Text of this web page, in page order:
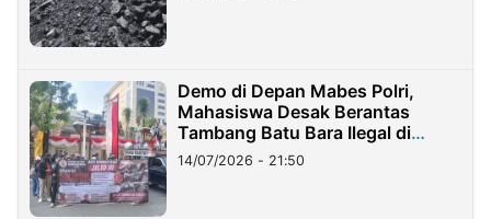
Demo di Depan Mabes Polri,
Mahasiswa Desak Berantas
Tambang Batu Bara Ilegal di
Lampung
14/07/2026 - 21:50